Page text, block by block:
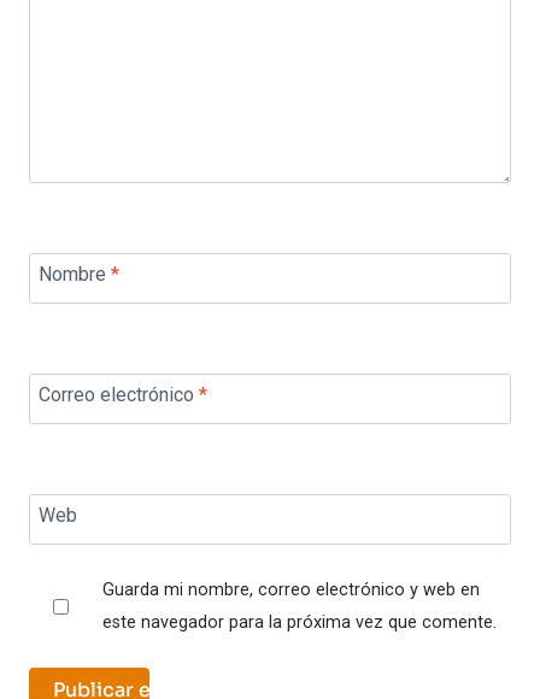
Nombre *
Correo electrónico *
Web
Guarda mi nombre, correo electrónico y web en
este navegador para la próxima vez que comente.